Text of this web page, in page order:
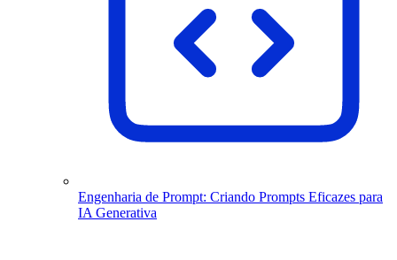
Engenharia de Prompt: Criando Prompts Eficazes para
IA Generativa